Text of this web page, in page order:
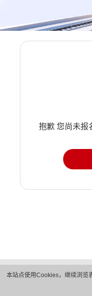
本站点使用Cookies，继续浏览
抱歉 您尚未报